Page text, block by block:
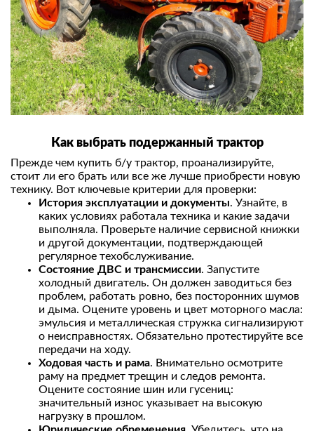
Как выбрать подержанный трактор
Прежде чем купить б/у трактор, проанализируйте,
стоит ли его брать или все же лучше приобрести новую
технику. Вот ключевые критерии для проверки:
История эксплуатации и документы. Узнайте, в
каких условиях работала техника и какие задачи
выполняла. Проверьте наличие сервисной книжки
и другой документации, подтверждающей
регулярное техобслуживание.
Состояние ДВС и трансмиссии. Запустите
холодный двигатель. Он должен заводиться без
проблем, работать ровно, без посторонних шумов
и дыма. Оцените уровень и цвет моторного масла:
эмульсия и металлическая стружка сигнализируют
о неисправностях. Обязательно протестируйте все
передачи на ходу.
Ходовая часть и рама. Внимательно осмотрите
раму на предмет трещин и следов ремонта.
Оцените состояние шин или гусениц:
значительный износ указывает на высокую
нагрузку в прошлом.